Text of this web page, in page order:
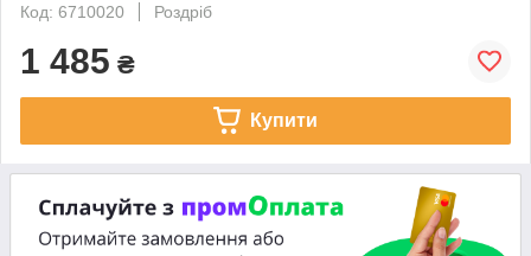
Код: 6710020
Роздріб
1 485 ₴
Купити